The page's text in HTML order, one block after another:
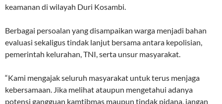
keamanan di wilayah Duri Kosambi.
Berbagai persoalan yang disampaikan warga menjadi bahan
evaluasi sekaligus tindak lanjut bersama antara kepolisian,
pemerintah kelurahan, TNI, serta unsur masyarakat.
“Kami mengajak seluruh masyarakat untuk terus menjaga
kebersamaan. Jika melihat ataupun mengetahui adanya
potensi gangguan kamtibmas maupun tindak pidana, jangan